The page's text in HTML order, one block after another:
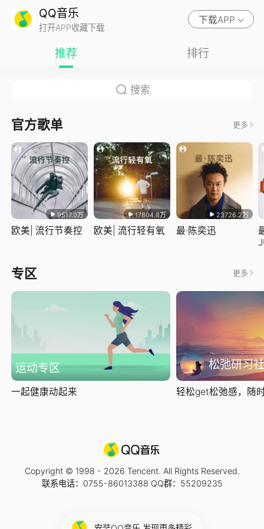
QQ音乐
打开APP收藏下载
下载APP
推荐 排行
官方歌单 更多
9517.0万
欧美| 流行节奏控
17804.8万
欧美| 流行轻有氧
23726.2万
最·陈奕迅
专区 更多
运动专区
一起健康动起来
松弛研习社
轻松get松弛感，随
Copyright © 1998 - 2026 Tencent. All Rights Reserved.
联系电话：0755-86013388 QQ群：55209235